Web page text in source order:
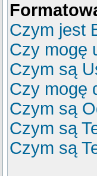
Czym jest
Czy mogę
Czym są
Czy mogę
Czym są
Czym są
Czym są